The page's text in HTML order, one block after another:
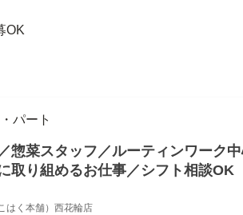
OK
パート
惣菜スタッフ／ルーティンワーク
取り組めるお仕事／シフト相談OK
はく本舗）西花輪店